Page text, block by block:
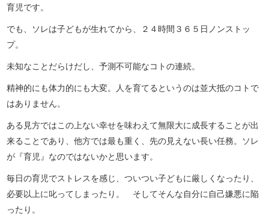
育児です。
でも、ソレは子どもが生れてから、２４時間３６５日ノンストッ
プ。
未知なことだらけだし、予測不可能なコトの連続。
精神的にも体力的にも大変。人を育てるというのは並大抵のコトで
はありません。
ある見方ではこの上ない幸せを味わえて無限大に成長することが出
来ることであり、他方では最も重く、先の見えない長い任務。ソレ
が『育児』なのではないかと思います。
毎日の育児でストレスを感じ、ついつい子どもに厳しくなったり、
必要以上に叱ってしまったり。 そしてそんな自分に自己嫌悪に陥
ったり。